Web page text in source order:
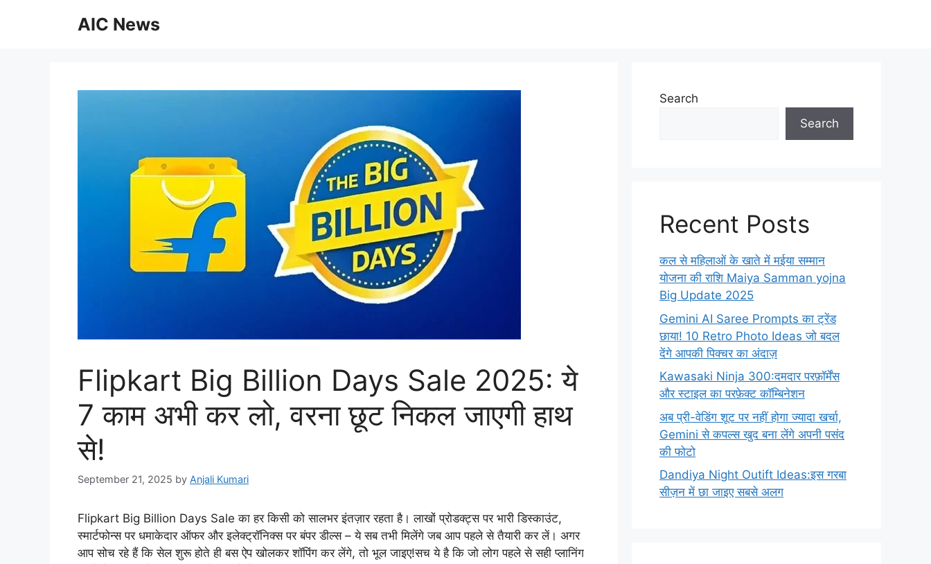
AIC News
Flipkart Big Billion Days Sale 2025: ये
7 काम अभी कर लो, वरना छूट निकल जाएगी हाथ
से!
September 21, 2025 by Anjali Kumari
Flipkart Big Billion Days Sale का हर किसी को सालभर इंतज़ार रहता है। लाखों प्रोडक्ट्स पर भारी डिस्काउंट,
स्मार्टफोन्स पर धमाकेदार ऑफर और इलेक्ट्रॉनिक्स पर बंपर डील्स – ये सब तभी मिलेंगे जब आप पहले से तैयारी कर लें। अगर
आप सोच रहे हैं कि सेल शुरू होते ही बस ऐप खोलकर शॉपिंग कर लेंगे, तो भूल जाइए!सच ये है कि जो लोग पहले से सही प्लानिंग
Search
Search
Recent Posts
कल से महिलाओं के खाते में मईया सम्मान
योजना की राशि Maiya Samman yojna
Big Update 2025
Gemini AI Saree Prompts का ट्रेंड
छाया! 10 Retro Photo Ideas जो बदल
देंगे आपकी पिक्चर का अंदाज़
Kawasaki Ninja 300:दमदार परफ़ॉर्मेंस
और स्टाइल का परफ़ेक्ट कॉम्बिनेशन
अब प्री-वेडिंग शूट पर नहीं होगा ज्यादा खर्चा,
Gemini से कपल्स खुद बना लेंगे अपनी पसंद
की फोटो
Dandiya Night Outift Ideas:इस गरबा
सीज़न में छा जाइए सबसे अलग